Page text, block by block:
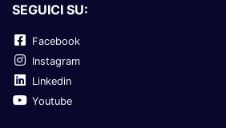
SEGUICI SU:
Facebook
Instagram
Linkedin
Youtube